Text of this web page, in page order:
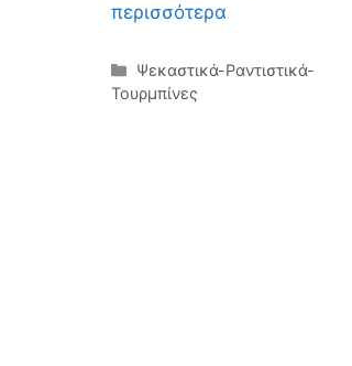
περισσότερα
Κατηγορίες
Ψεκαστικά-Ραντιστικά-
Τουρμπίνες